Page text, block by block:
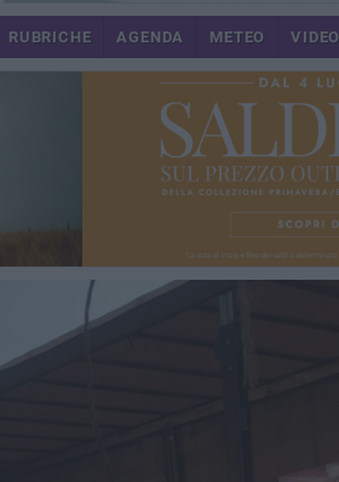
RUBRICHE AGENDA METEO VIDEO